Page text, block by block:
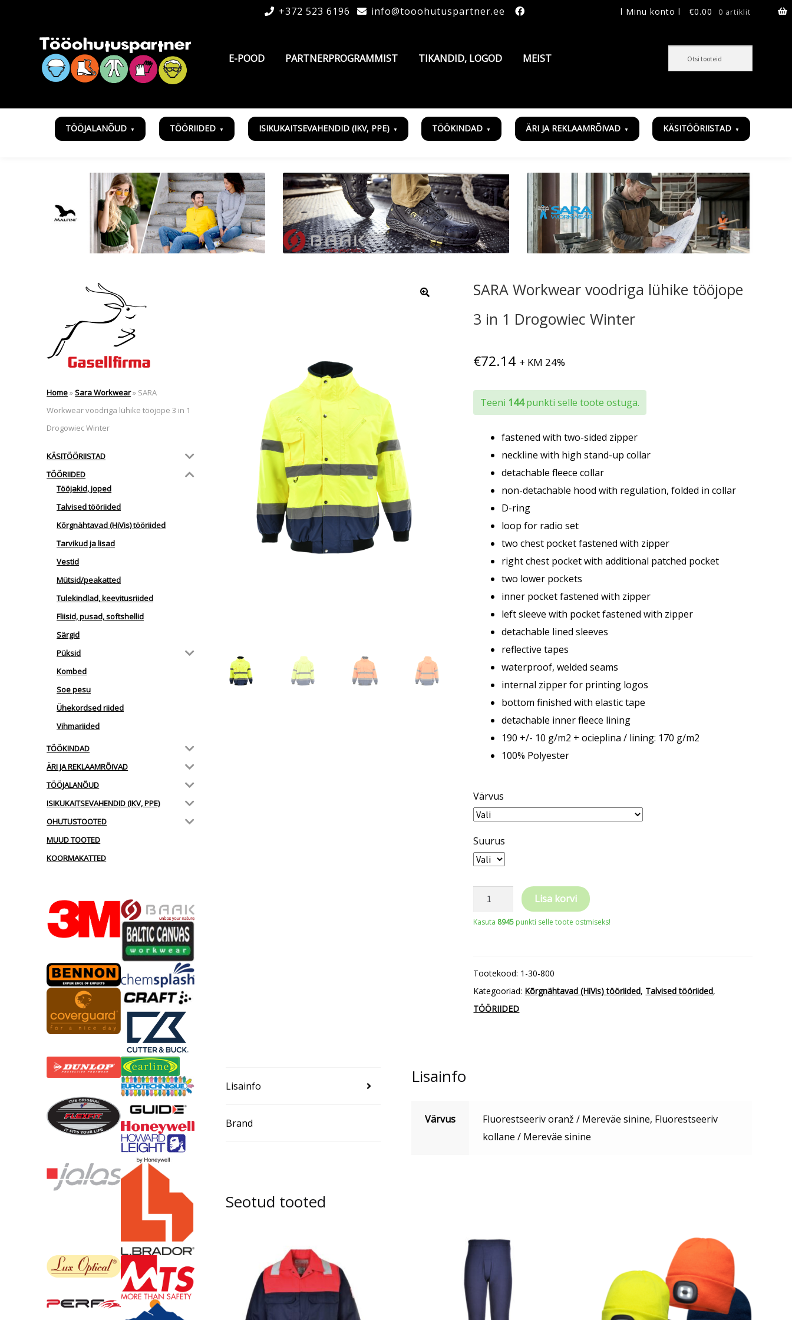
€0.00 0 artiklit
+372 523 6196 info@tooohutuspartner.ee l Minu konto l
E-POOD PARTNERPROGRAMMIST TIKANDID, LOGOD MEIST
TÖÖJALANÕUD TÖÖRIIDED ISIKUKAITSEVAHENDID (IKV, PPE) TÖÖKINDAD ÄRI JA REKLAAMRÕIVAD KÄSITÖÖRIISTAD
SARA Workwear voodriga lühike tööjope
3 in 1 Drogowiec Winter
€72.14 + KM 24%
Teeni 144punkti selle toote ostuga.
fastened with two-sided zipper
neckline with high stand-up collar
detachable fleece collar
non-detachable hood with regulation, folded in collar
D-ring
loop for radio set
two chest pocket fastened with zipper
right chest pocket with additional patched pocket
two lower pockets
inner pocket fastened with zipper
left sleeve with pocket fastened with zipper
detachable lined sleeves
reflective tapes
waterproof, welded seams
internal zipper for printing logos
bottom finished with elastic tape
detachable inner fleece lining
190 +/- 10 g/m2 + ocieplina / lining: 170 g/m2
100% Polyester
Värvus
Suurus
SARA
in
Lisa korvi
Kasuta 8945 punkti selle toote ostmiseks!
Tootekood: 1-30-800
Kategooriad: Kõrgnähtavad (HiVis) tööriided, Talvised tööriided,
TÖÖRIIDED
Lisainfo
Brand
Lisainfo
Värvus
Fluorestseeriv oranž / Mereväe sinine, Fluorestseeriv
kollane / Mereväe sinine
Seotud tooted
Home»Sara Workwear» SARA
Workwear voodriga lühike tööjope 3 in 1
Drogowiec Winter
KÄSITÖÖRIISTAD
TÖÖRIIDED
Tööjakid, joped
Talvised tööriided
Kõrgnähtavad (HiVis) tööriided
Tarvikud ja lisad
Vestid
Mütsid/peakatted
Tulekindlad, keevitusriided
Fliisid, pusad, softshellid
Särgid
Püksid
Kombed
Soe pesu
Ühekordsed riided
Vihmariided
TÖÖKINDAD
ÄRI JA REKLAAMRÕIVAD
TÖÖJALANÕUD
ISIKUKAITSEVAHENDID (IKV, PPE)
OHUTUSTOOTED
MUUD TOOTED
KOORMAKATTED